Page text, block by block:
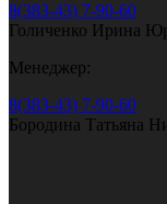
8(383-43) 7-90-60
Голиченко Ирина
Менеджер:
8(383-43) 7-90-60
Бородина Татьяна